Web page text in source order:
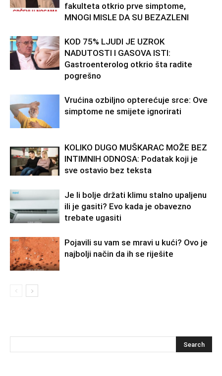
fakulteta otkrio prve simptome,
MNOGI MISLE DA SU BEZAZLENI
KOD 75% LJUDI JE UZROK
NADUTOSTI I GASOVA ISTI:
Gastroenterolog otkrio šta radite
pogrešno
Vrućina ozbiljno opterećuje srce: Ove
simptome ne smijete ignorirati
KOLIKO DUGO MUŠKARAC MOŽE BEZ
INTIMNIH ODNOSA: Podatak koji je
sve ostavio bez teksta
Je li bolje držati klimu stalno upaljenu
ili je gasiti? Evo kada je obavezno
trebate ugasiti
Pojavili su vam se mravi u kući? Ovo je
najbolji način da ih se riješite